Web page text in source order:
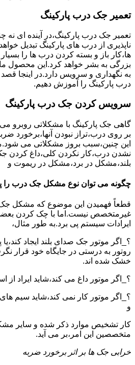
تعمیر جک درب پارکینگ
تعمیر جک درب پارکینگ،در آینده ای نه
ناپذیری از درب های پارکینگ تبدیل
ها،کار باز و بسته کردن درب ها را
بزرگی به بشر خواهد کرد.این محصول
به نگهداری و سرویس دارد.در اینجا
درب پارکینگ را آموزش دهیم.
سرویس کردن جک درب پارکینگ
گاهی جک پارکینگ با مشکلاتی روبرو
بر روی درب،تراز نبودن آنها،برخورد
این چنین،سبب بروز مشکلاتی می
نشدن درب،کار نکردن کلی،داغ کردن
بلند،مشکل در برد،مشکل در ریموت و
چگونه می توان نوع مشکل جک درب را
قطعاً فهمیدن این موضوع که مشکل جک
غیرمتخصص نیست.اما با چک کردن
ایرادات سیستم پی برد.به طور مثال،
؟_اگر موتور جک صدای بلند ایجاد
روتور به درستی در جایگاه خود قرار
خشک شده اند.
؟_اگر موتور داغ می کند،شاید ایراد از
؟_اگر موتور کار نمی کند،شاید سیم
و
کار تشخیص موارد ذکر شده و سایر
متخصصین این امر،بر می آید.
خرابی جک ها بر اثر برخورد ضربه